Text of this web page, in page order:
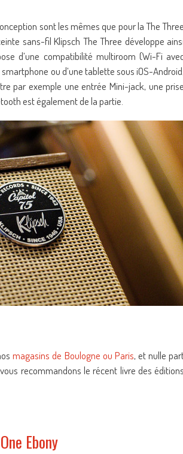
sont les mêmes que pour la The
sans-fil Klipsch The Three développe
d’une compatibilité multiroom (Wi-Fi
ou d’une tablette sous iOS-
par exemple une entrée Mini-jack, une
est également de la partie.
magasins de Boulogne ou Paris, et nulle
recommandons le récent livre des
Ebony